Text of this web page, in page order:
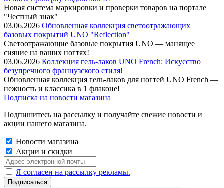
Новая система маркировки и проверки товаров на портале
"Честный знак"
03.06.2026 Обновленная коллекция светоотражающих
базовых покрытий UNO "Reflection"
Cветоотражающие базовые покрытия UNO — манящее
сияние на ваших ногтях!
03.06.2026 Коллекция гель-лаков UNO French: Искусство
безупречного французского стиля!
Обновленная коллекция гель-лаков для ногтей UNO French —
нежность и классика в 1 флаконе!
Подписка на новости магазина
Подпишитесь на рассылку и получайте свежие новости и
акции нашего магазина.
Новости магазина
Акции и скидки
Я согласен на рассылку рекламы.